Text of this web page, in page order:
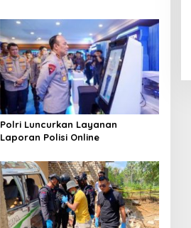
Polri Luncurkan Layanan
Laporan Polisi Online